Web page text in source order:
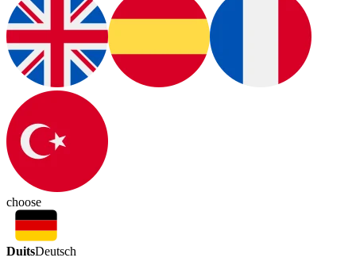
choose
DuitsDeutsch